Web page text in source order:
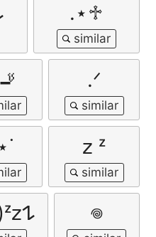
𐰁 .⋆♱
.ᐟ
𝗓 ᶻ
(ᴗ˳ᴗ)ᶻ𝗓𐰁 𖦹